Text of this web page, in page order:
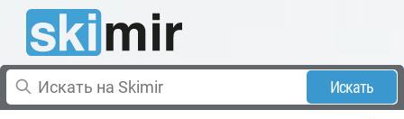
Искать